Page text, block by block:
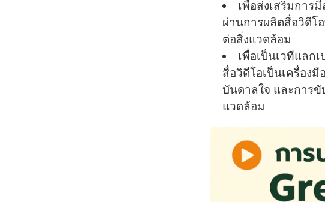
เพื่อส่งเสริมการ
ผ่านการผลิตสื่อวิดี
ต่อสิ่งแวดล้อม
เพื่อเป็นเวทีแลก
สื่อวิดีโอเป็นเครื่องมื
บันดาลใจ และการขั
แวดล้อม